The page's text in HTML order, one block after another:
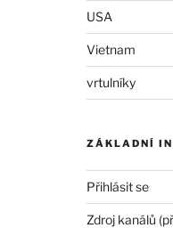
USA
Vietnam
vrtulníky
ZÁKLADNÍ
Přihlásit se
Zdroj kanálů